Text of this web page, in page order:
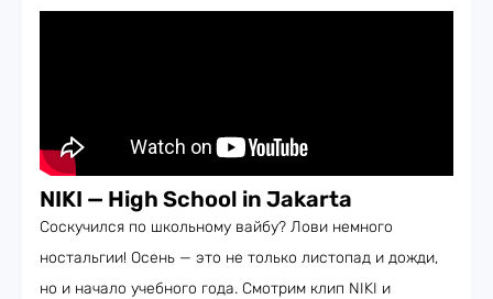
NIKI — High School in Jakarta
Соскучился по школьному вайбу? Лови немного
ностальгии! Осень — это не только листопад и дожди,
но и начало учебного года. Смотрим клип NIKI и